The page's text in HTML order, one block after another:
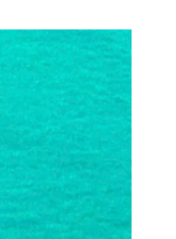
你事 - 官
要
茂波、孫